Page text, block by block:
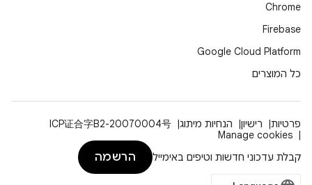
Chrome
Firebase
Google Cloud Platform
כל המוצרים
פרטיות רישיון הנחיות מיתוג
ICP证合字B2-20070004号
Manage cookies
קבלת עדכוני חדשות וטיפים באימייל
הרשמה